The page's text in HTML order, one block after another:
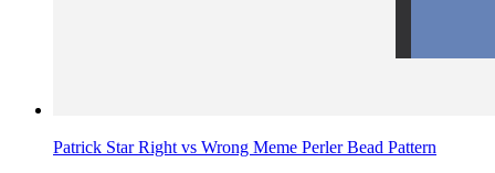
Patrick Star Right vs Wrong Meme Perler Bead Pattern